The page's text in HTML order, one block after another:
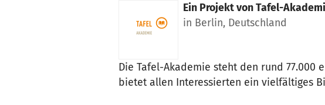
Ein Projekt vonTafel-
in Berlin, Deutschland
Die Tafel-Akademie steht den rund 77.000
bietet allen Interessierten ein vielfältiges